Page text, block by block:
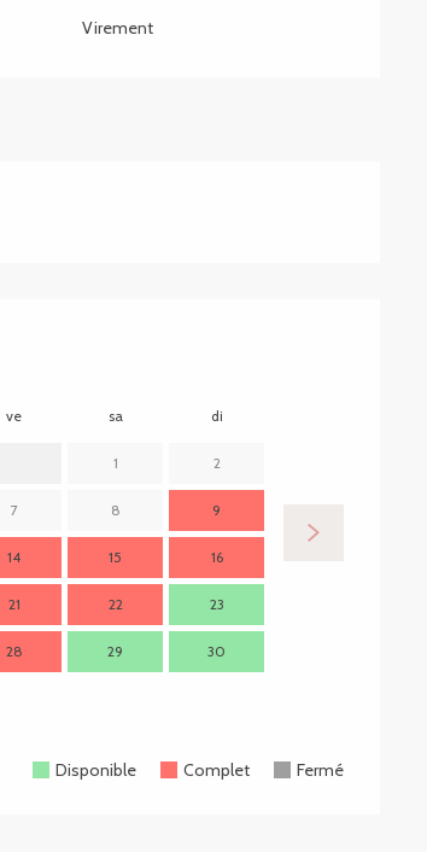
Virement
ve sa di
1 2
7 8 9
14 15 16
21 22 23
28 29 30
Disponible Complet Fermé